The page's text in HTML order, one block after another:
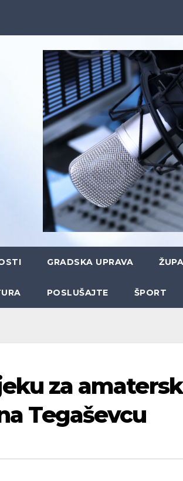
GRADSKA UPRAVA
POSLUŠAJTE ŠPORT
za
Tegaševcu